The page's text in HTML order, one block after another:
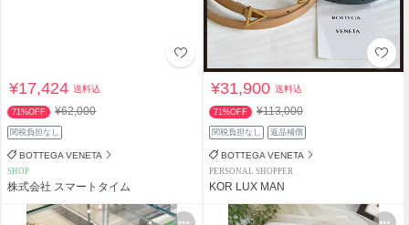
¥17,424送料込
71%OFF ¥62,000
関税負担なし
BOTTEGA VENETA
SHOP
株式会社 スマートタイム
¥31,900送料込
71%OFF ¥113,000
関税負担なし 返品補償
BOTTEGA VENETA
PERSONAL SHOPPER
KOR LUX MAN